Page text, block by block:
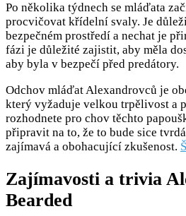
Po několika týdnech se mláďata
procvičovat křídelní svaly. Je
bezpečném prostředí a nechat je
fázi je důležité zajistit, aby měla
aby byla v bezpečí před predátory.
Odchov mláďat Alexandrovců je
který vyžaduje velkou trpělivost a
rozhodnete pro chov těchto
připravit na to, že to bude sice
zajímavá a obohacující zkušenost.
Zajímavosti a trivia
Bearded